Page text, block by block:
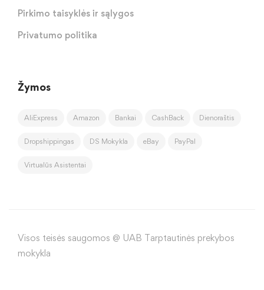
Pirkimo taisyklės ir sąlygos
Privatumo politika
Žymos
AliExpress Amazon Bankai CashBack Dienoraštis
Dropshippingas DS Mokykla eBay PayPal
Virtualūs Asistentai
Visos teisės saugomos @ UAB Tarptautinės prekybos
mokykla